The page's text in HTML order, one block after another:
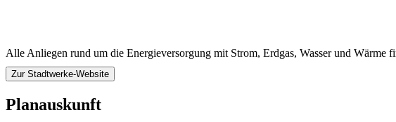
Alle Anliegen rund um die Energieversorgung mit Strom, Erdgas, Wasser und Wärme
Zur Stadtwerke-Website
Planauskunft